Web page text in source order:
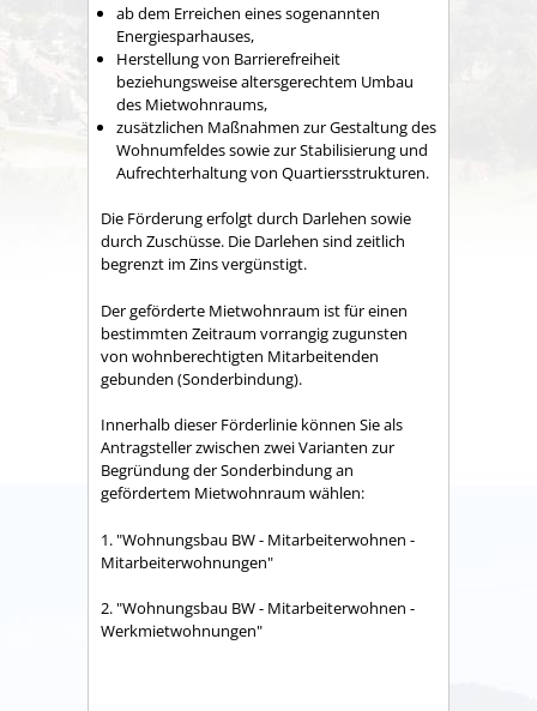
ab dem Erreichen eines sogenannten
Energiesparhauses,
Herstellung von Barrierefreiheit
beziehungsweise altersgerechtem Umbau
des Mietwohnraums,
zusätzlichen Maßnahmen zur Gestaltung des
Wohnumfeldes sowie zur Stabilisierung und
Aufrechterhaltung von Quartiersstrukturen.
Die Förderung erfolgt durch Darlehen sowie
durch Zuschüsse. Die Darlehen sind zeitlich
begrenzt im Zins vergünstigt.
Der geförderte Mietwohnraum ist für einen
bestimmten Zeitraum vorrangig zugunsten
von wohnberechtigten Mitarbeitenden
gebunden (Sonderbindung).
Innerhalb dieser Förderlinie können Sie als
Antragsteller zwischen zwei Varianten zur
Begründung der Sonderbindung an
gefördertem Mietwohnraum wählen:
1. "Wohnungsbau BW - Mitarbeiterwohnen -
Mitarbeiterwohnungen"
2. "Wohnungsbau BW - Mitarbeiterwohnen -
Werkmietwohnungen"